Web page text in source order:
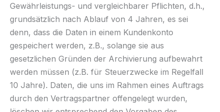
Gewährleistungs- und vergleichbarer Pflichten, d.h.,
grundsätzlich nach Ablauf von 4 Jahren, es sei
denn, dass die Daten in einem Kundenkonto
gespeichert werden, z.B., solange sie aus
gesetzlichen Gründen der Archivierung aufbewahrt
werden müssen (z.B. für Steuerzwecke im Regelfall
10 Jahre). Daten, die uns im Rahmen eines Auftrags
durch den Vertragspartner offengelegt wurden,